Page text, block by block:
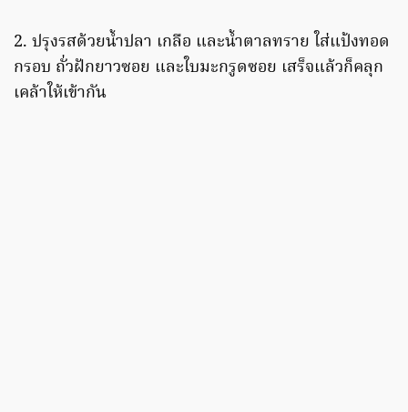
2. ปรุงรสด้วยน้ำปลา เกลือ และน้ำตาลทราย ใส่แป้งทอด
กรอบ ถั่วฝักยาวซอย และใบมะกรูดซอย เสร็จแล้วก็คลุก
เคล้าให้เข้ากัน